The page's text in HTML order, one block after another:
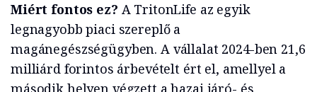
Miért fontos ez? A TritonLife az egyik
legnagyobb piaci szereplő a
magánegészségügyben. A vállalat 2024-ben 21,6
milliárd forintos árbevételt ért el, amellyel a
második helyen végzett a hazai járó- és